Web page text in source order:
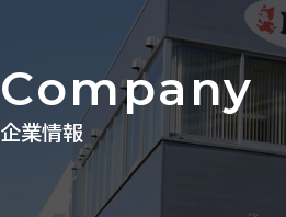
Company
企業情報